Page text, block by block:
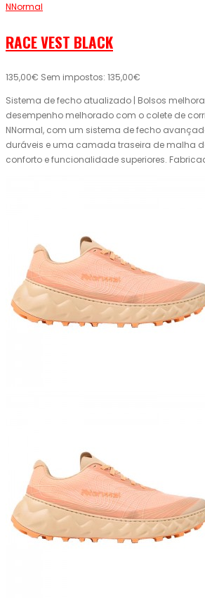
NNormal
RACE VEST BLACK
135,00€ Sem impostos: 135,00€
Sistema de fecho atualizado | Bolsos
desempenho melhorado com o colete de
NNormal, com um sistema de fecho
duráveis ​​e uma camada traseira de malha
conforto e funcionalidade superiores.